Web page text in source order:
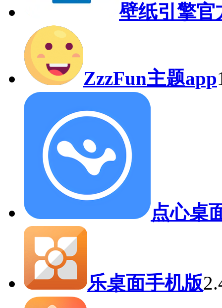
壁纸引擎官
ZzzFun主题app
点心桌
乐桌面手机版